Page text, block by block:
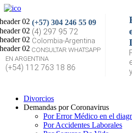
(+57) 304 246 55 09
(4) 297 95 72
Colombia-Argentina
CONSULTAR WHATSAPP
EN ARGENTINA
(+54) 112 763 18 86
Divorcios
Demandas por Coronavirus
Por Error Médico en el
Por Accidentes Laborales